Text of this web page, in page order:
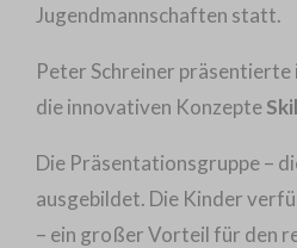
Jugendmannschaften statt.
Peter Schreiner präsentierte
die innovativen Konzepte
Die Präsentationsgruppe –
ausgebildet. Die Kinder
– ein großer Vorteil für den